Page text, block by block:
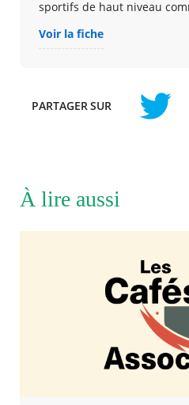
sportifs de haut niveau
Voir la fiche
PARTAGERSUR
À lire aussi